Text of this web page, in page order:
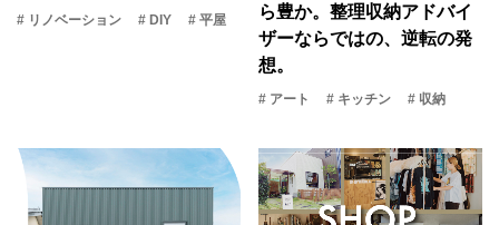
# リノベーション # DIY # 平屋
ら豊か。整理収納アドバイ
ザーならではの、逆転の発
想。
# アート # キッチン # 収納